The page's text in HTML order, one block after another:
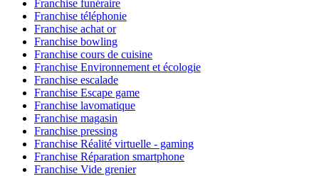
Franchise funéraire
Franchise téléphonie
Franchise achat or
Franchise bowling
Franchise cours de cuisine
Franchise Environnement et écologie
Franchise escalade
Franchise Escape game
Franchise lavomatique
Franchise magasin
Franchise pressing
Franchise Réalité virtuelle - gaming
Franchise Réparation smartphone
Franchise Vide grenier